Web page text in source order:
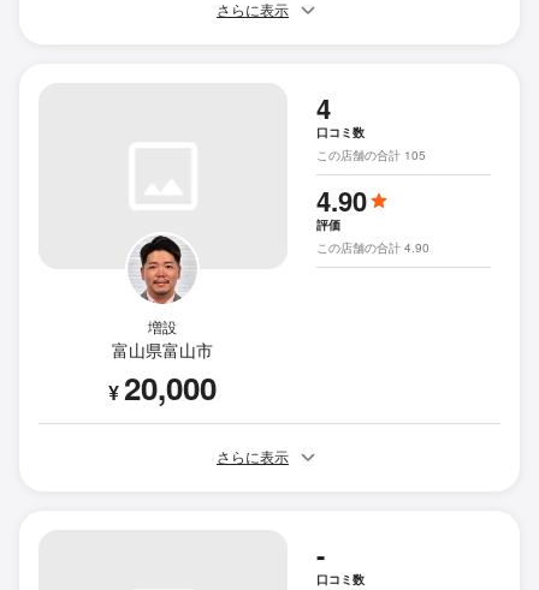
さらに表示
増設
富山県富山市
¥20,000
4
口コミ数
この店舗の合計 105
4.90
評価
この店舗の合計 4.90
さらに表示
-
口コミ数